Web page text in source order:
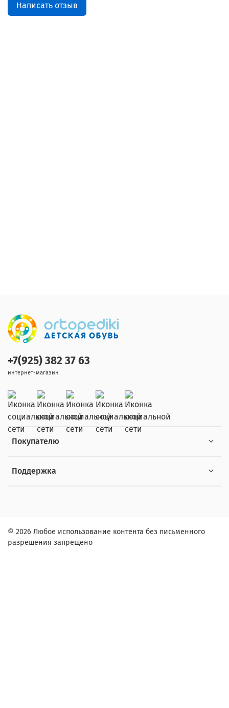
Написать отзыв
Покупателю
Поддержка
+7(925) 382 37 63
интернет-магазин
© 2026 Любое использование контента без письменного
разрешения запрещено